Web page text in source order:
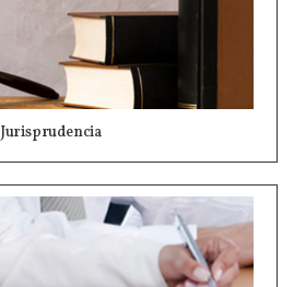
Jurisprudencia